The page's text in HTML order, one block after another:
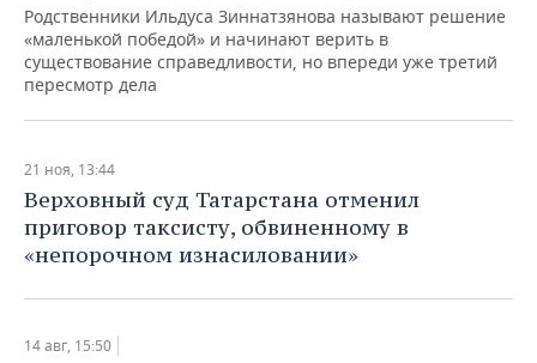
Родственники Ильдуса Зиннатзянова называют решение
«маленькой победой» и начинают верить в
существование справедливости, но впереди уже третий
пересмотр дела
21 ноя, 13:44
Верховный суд Татарстана отменил
приговор таксисту, обвиненному в
«непорочном изнасиловании»
14 авг, 15:50